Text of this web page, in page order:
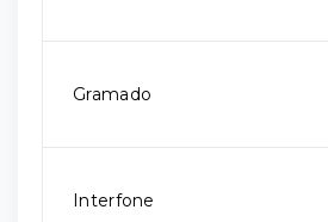
Gramado
Interfone